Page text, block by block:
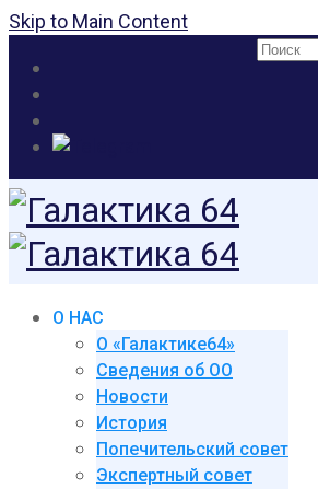
Skip to Main Content
Поиск:
О НАС
О «Галактике64»
Сведения об ОО
Новости
История
Попечительский совет
Экспертный совет